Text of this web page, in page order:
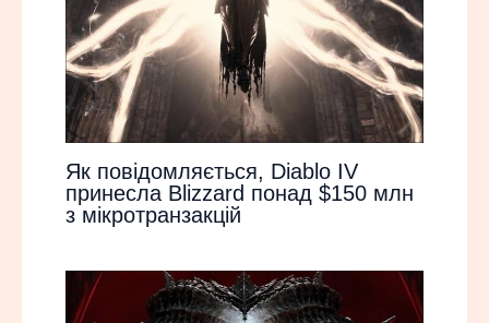
Як повідомляється, Diablo IV
принесла Blizzard понад $150 млн
з мікротранзакцій